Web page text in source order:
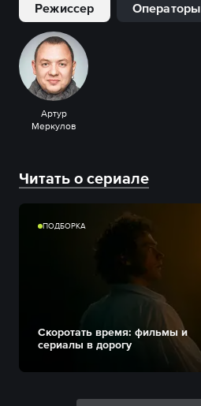
Режиссер Операторы
Артур
Меркулов
Читать о сериале
ПОДБОРКА
Скоротать время: фильмы и
сериалы в дорогу